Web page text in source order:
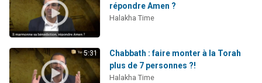
répondre Amen ?
Halakha Time
5:31
Chabbath : faire monter à la Torah
plus de 7 personnes ?!
Halakha Time